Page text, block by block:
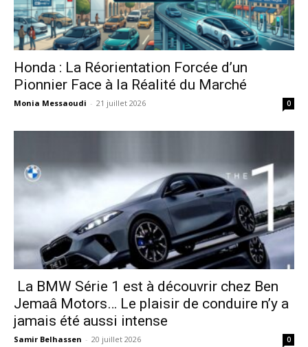
Honda : La Réorientation Forcée d’un
Pionnier Face à la Réalité du Marché
Monia Messaoudi - 21 juillet 2026 0
La BMW Série 1 est à découvrir chez Ben
Jemaâ Motors… Le plaisir de conduire n’y a
jamais été aussi intense
Samir Belhassen - 20 juillet 2026 0